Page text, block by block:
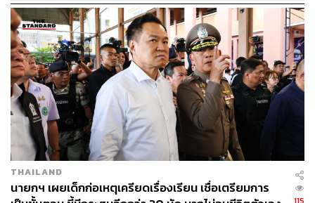
บริษัท ไทยออยล์ จำกัด (มหาชน) – Thaioil (TOP)
บริษัท พีทีที โกลบอล เคมิคอล จำกัด (มหาชน) – GC
(PTTGC)
บริษัท ไออาร์พีซี จำกัด (มหาชน) – IRPC
บริษัท บางจาก คอร์ปอเรชั่น จำกัด (มหาชน) –
Bangchak (BCP)
บริษัท บางจาก ศรีราชา จำกัด (มหาชน) – Bangchak
Sriracha (BSRC)
บริษัท สตาร์ ปิโตรเลียม รีไฟน์นิ่ง จำกัด (มหาชน) –
Star Petroleum (SPRC)
TAGS: น้ำมันเชื้อเพลิง
กรมธุรกิจพลังงาน
THAILAND
นายกฯ เผยเด็กก่อเหตุเครียดเรื่องเรียน เชื่อเตรียมการ